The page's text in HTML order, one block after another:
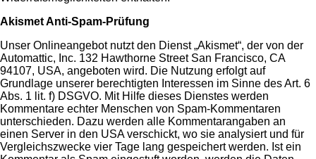
Akismet Anti-Spam-Prüfung
Unser Onlineangebot nutzt den Dienst „Akismet“, der von der
Automattic, Inc. 132 Hawthorne Street San Francisco, CA
94107, USA, angeboten wird. Die Nutzung erfolgt auf
Grundlage unserer berechtigten Interessen im Sinne des Art. 6
Abs. 1 lit. f) DSGVO. Mit Hilfe dieses Dienstes werden
Kommentare echter Menschen von Spam-Kommentaren
unterschieden. Dazu werden alle Kommentarangaben an
einen Server in den USA verschickt, wo sie analysiert und für
Vergleichszwecke vier Tage lang gespeichert werden. Ist ein